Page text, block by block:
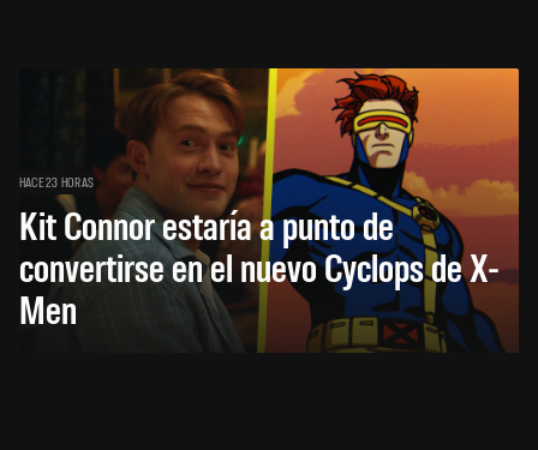
HACE 23 HORAS
Kit Connor estaría a punto de
convertirse en el nuevo Cyclops de X-
Men